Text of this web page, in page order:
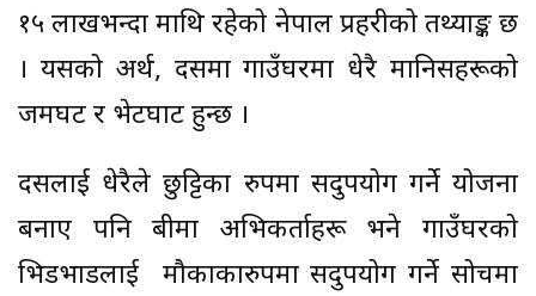
१५ लाखभन्दा माथि रहेको नेपाल प्रहरीको तथ्याङ्क छ
। यसको अर्थ, दसैंमा गाउँघरमा धेरै मानिसहरूको
जमघट र भेटघाट हुन्छ ।
दसैंलाई धेरैले छुट्टिका रुपमा सदुपयोग गर्ने योजना
बनाए पनि बीमा अभिकर्ताहरू भने गाउँघरको
भिडभाडलाई मौकाकारुपमा सदुपयोग गर्ने सोचमा